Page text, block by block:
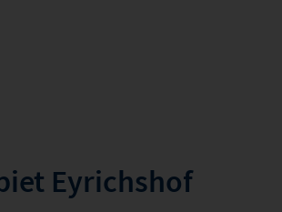
Eyrichshof